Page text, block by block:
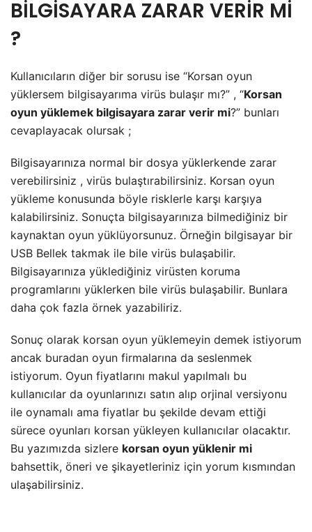
BİLGİSAYARA ZARAR VERİR Mİ
?
Kullanıcıların diğer bir sorusu ise “Korsan oyun
yüklersem bilgisayarıma virüs bulaşır mı?” , “Korsan
oyun yüklemek bilgisayara zarar verir mi?” bunları
cevaplayacak olursak ;
Bilgisayarınıza normal bir dosya yüklerkende zarar
verebilirsiniz , virüs bulaştırabilirsiniz. Korsan oyun
yükleme konusunda böyle risklerle karşı karşıya
kalabilirsiniz. Sonuçta bilgisayarınıza bilmediğiniz bir
kaynaktan oyun yüklüyorsunuz. Örneğin bilgisayar bir
USB Bellek takmak ile bile virüs bulaşabilir.
Bilgisayarınıza yüklediğiniz virüsten koruma
programlarını yüklerken bile virüs bulaşabilir. Bunlara
daha çok fazla örnek yazabiliriz.
Sonuç olarak korsan oyun yüklemeyin demek istiyorum
ancak buradan oyun firmalarına da seslenmek
istiyorum. Oyun fiyatlarını makul yapılmalı bu
kullanıcılar da oyunlarınızı satın alıp orjinal versiyonu
ile oynamalı ama fiyatlar bu şekilde devam ettiği
sürece oyunları korsan yükleyen kullanıcılar olacaktır.
Bu yazımızda sizlere korsan oyun yüklenir mi
bahsettik, öneri ve şikayetleriniz için yorum kısmından
ulaşabilirsiniz.